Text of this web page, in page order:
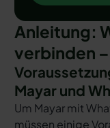
Anleitung:
verbinden
Mayar und
Um Mayar mit
müssen einige